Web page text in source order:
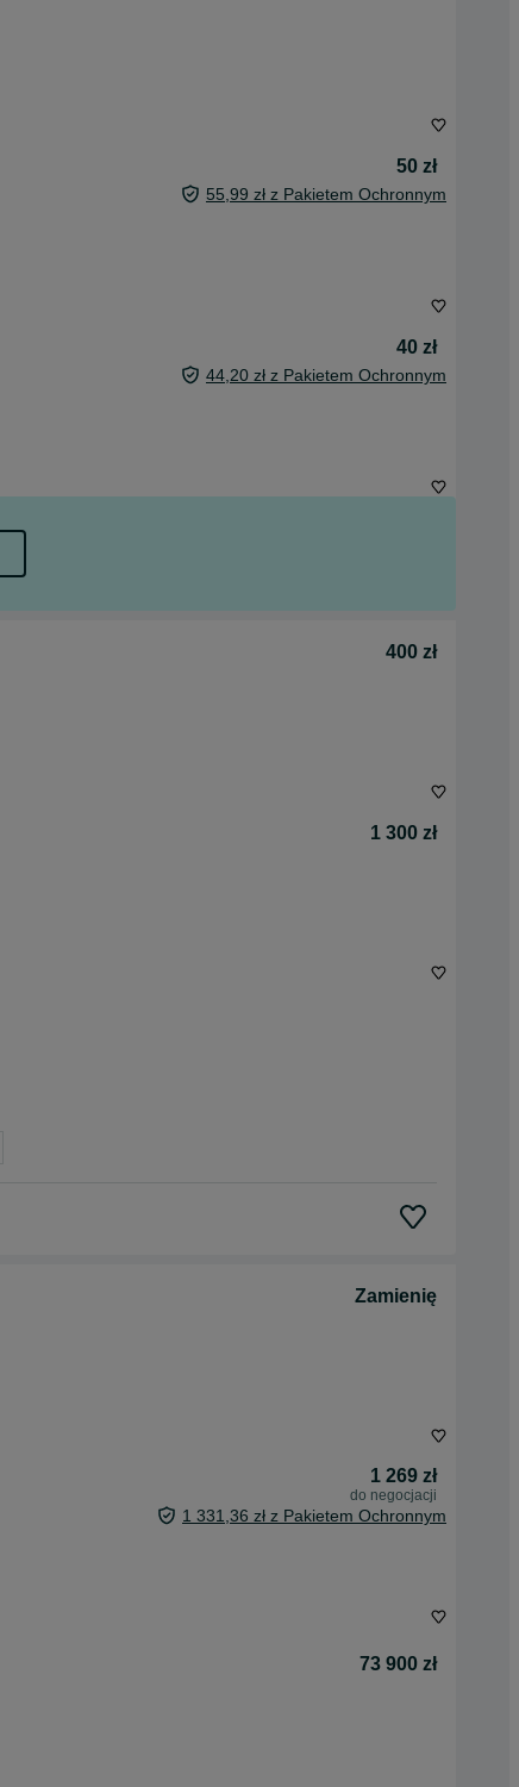
50 zł
55,99 zł z Pakietem Ochronnym
40 zł
44,20 zł z Pakietem Ochronnym
400 zł
1 300 zł
Zamienię
1 269 zł
do negocjacji
1 331,36 zł z Pakietem Ochronnym
73 900 zł